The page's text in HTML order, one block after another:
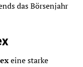
das Börsenjahr
eine starke